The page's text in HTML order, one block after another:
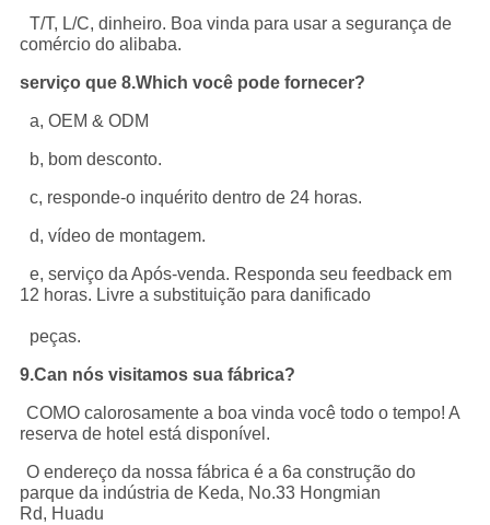
T/T, L/C, dinheiro. Boa vinda para usar a segurança de
comércio do alibaba.
serviço que 8.Which você pode fornecer?
a, OEM & ODM
b, bom desconto.
c, responde-o inquérito dentro de 24 horas.
d, vídeo de montagem.
e, serviço da Após-venda. Responda seu feedback em
12 horas. Livre a substituição para danificado
peças.
9.Can nós visitamos sua fábrica?
COMO calorosamente a boa vinda você todo o tempo! A
reserva de hotel está disponível.
O endereço da nossa fábrica é a 6a construção do
parque da indústria de Keda, No.33 Hongmian
Rd, Huadu